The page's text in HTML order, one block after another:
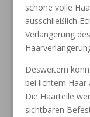
schöne volle
ausschließlich
Verlängerung
Desweitern
bei lichtem
Die Haarteile
sichtbaren